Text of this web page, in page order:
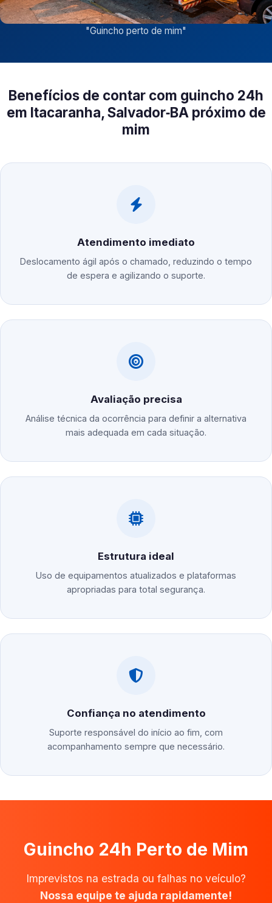
"Guincho perto de mim"
Benefícios de contar com guincho 24h
em Itacaranha, Salvador‑BA próximo de
mim
Atendimento imediato
Deslocamento ágil após o chamado, reduzindo o tempo
de espera e agilizando o suporte.
Avaliação precisa
Análise técnica da ocorrência para definir a alternativa
mais adequada em cada situação.
Estrutura ideal
Uso de equipamentos atualizados e plataformas
apropriadas para total segurança.
Confiança no atendimento
Suporte responsável do início ao fim, com
acompanhamento sempre que necessário.
Guincho 24h Perto de Mim
Imprevistos na estrada ou falhas no veículo?
Nossa equipe te ajuda rapidamente!